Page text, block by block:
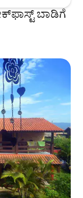
ಬಾಡಿಗೆ